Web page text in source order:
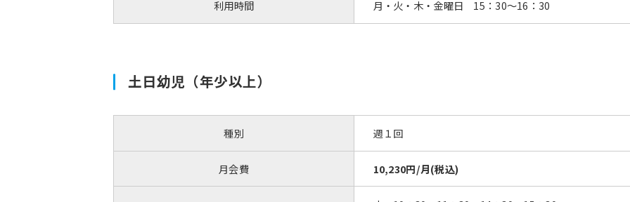
利用時間 月・火・木・金曜日 15：30～16：30
土日幼児（年少以上）
種別 週１回
月会費 10,230円/月(税込)